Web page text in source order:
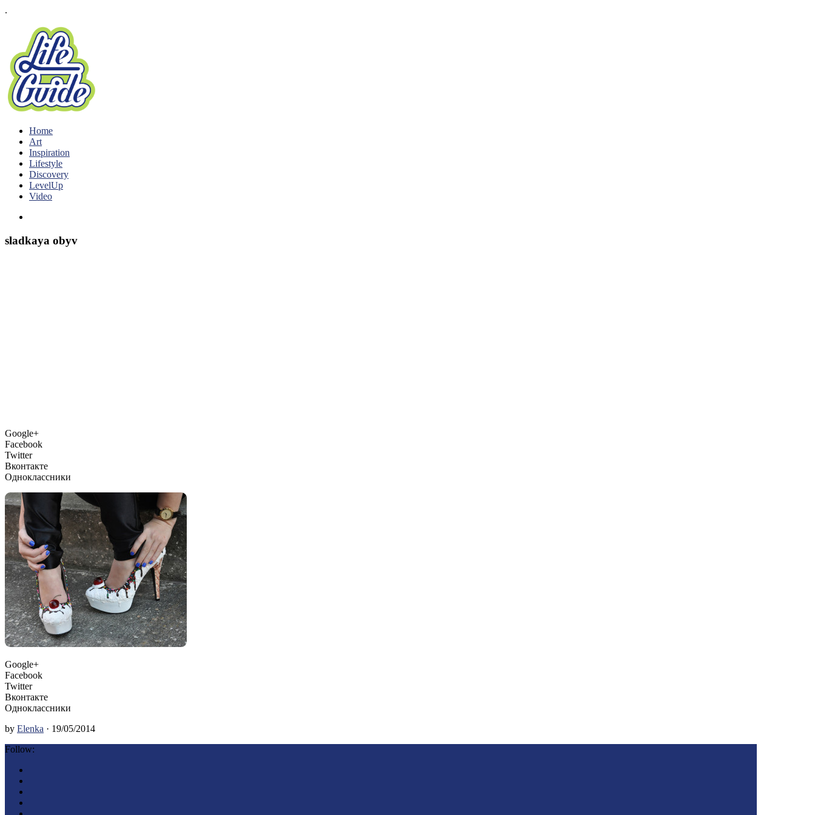
.
Home
Art
Inspiration
Lifestyle
Discovery
LevelUp
Video
sladkaya obyv
Google+
Facebook
Twitter
Вконтакте
Одноклассники
Google+
Facebook
Twitter
Вконтакте
Одноклассники
by Elenka · 19/05/2014
Follow: